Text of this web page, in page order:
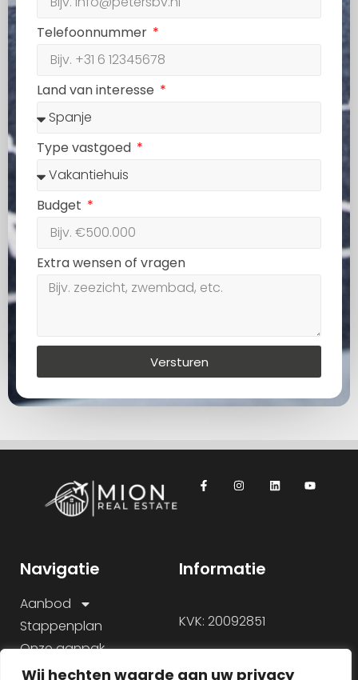
Wij hechten waarde aan uw privacy
Telefoonnummer
Land van interesse
Type vastgoed
Budget
Extra wensen of vragen
Versturen
Navigatie
Aanbod
Stappenplan
Onze aanpak
Over ons
Informatie
KVK: 20092851